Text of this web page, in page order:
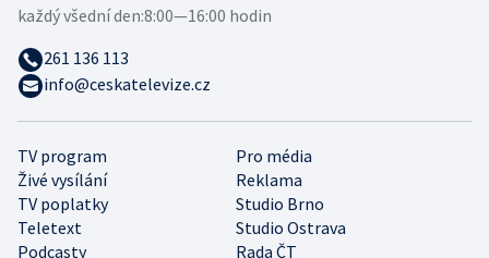
TV program
Pro média
Živé vysílání
Reklama
TV poplatky
Studio Brno
Teletext
Studio Ostrava
Podcasty
Rada ČT
každý všední den:8:00—16:00 hodin
261 136 113
info@ceskatelevize.cz